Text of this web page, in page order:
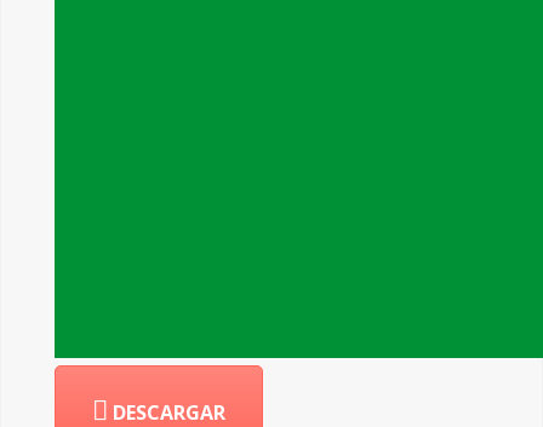
DESCARGAR